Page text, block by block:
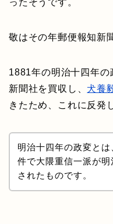
敬はその年郵便報知新
1881年の明治十四年の
新聞社を買収し、 犬養
きたため、これに反発
明治十四年の政変と
件で大隈重信一派が
されたものです。